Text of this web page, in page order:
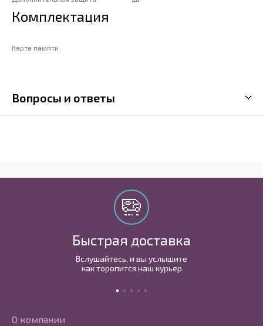
Комплектация
Карта памяти
Вопросы и ответы
Быстрая доставка
Вслушайтесь, и вы услышите
как торопится наш курьер
О компании